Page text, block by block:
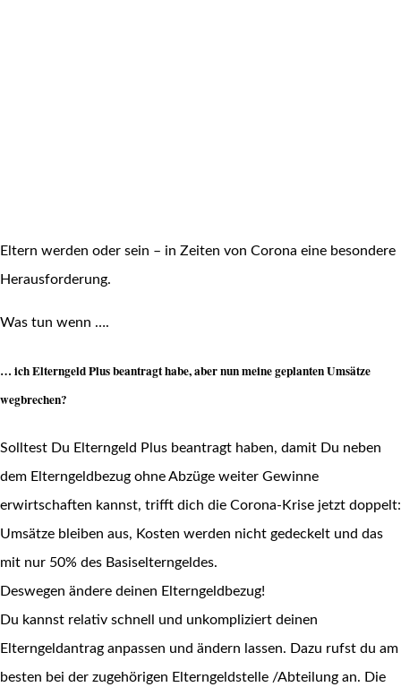
Eltern werden oder sein – in Zeiten von Corona eine besondere
Herausforderung.
Was tun wenn ….
… ich Elterngeld Plus beantragt habe, aber nun meine geplanten Umsätze
wegbrechen?
Solltest Du Elterngeld Plus beantragt haben, damit Du neben
dem Elterngeldbezug ohne Abzüge weiter Gewinne
erwirtschaften kannst, trifft dich die Corona-Krise jetzt doppelt:
Umsätze bleiben aus, Kosten werden nicht gedeckelt und das
mit nur 50% des Basiselterngeldes.
Deswegen ändere deinen Elterngeldbezug!
Du kannst relativ schnell und unkompliziert deinen
Elterngeldantrag anpassen und ändern lassen. Dazu rufst du am
besten bei der zugehörigen Elterngeldstelle /Abteilung an. Die